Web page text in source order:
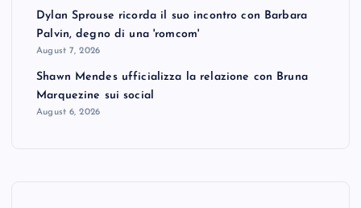
Dylan Sprouse ricorda il suo incontro con Barbara
Palvin, degno di una 'romcom'
August 7, 2026
Shawn Mendes ufficializza la relazione con Bruna
Marquezine sui social
August 6, 2026